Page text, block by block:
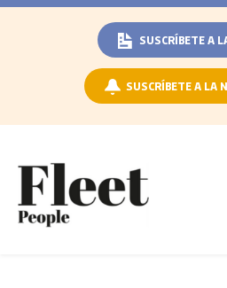
SUSCRÍBETE A
SUSCRÍBETE A LA